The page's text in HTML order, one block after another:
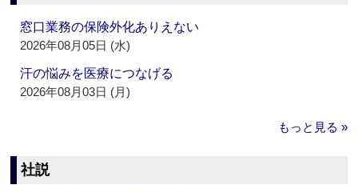
窓口業務の保険外化ありえない
2026年08月05日 (水)
汗の悩みを医療につなげる
2026年08月03日 (月)
もっと見る »
社説